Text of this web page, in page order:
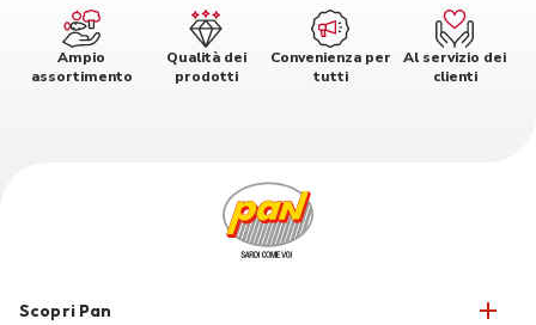
Ampio
assortimento
Qualità dei
prodotti
Convenienza per
tutti
Al servizio dei
clienti
Scopri Pan